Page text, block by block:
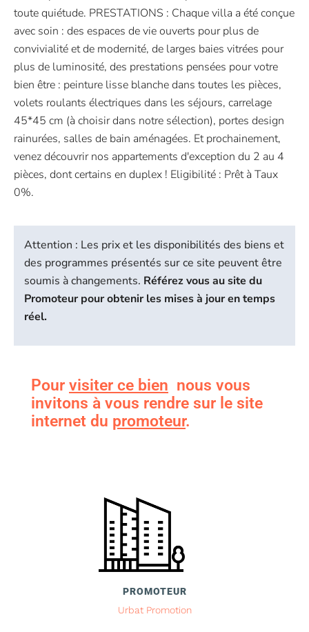
toute quiétude. PRESTATIONS : Chaque villa a été conçue
avec soin : des espaces de vie ouverts pour plus de
convivialité et de modernité, de larges baies vitrées pour
plus de luminosité, des prestations pensées pour votre
bien être : peinture lisse blanche dans toutes les pièces,
volets roulants électriques dans les séjours, carrelage
45*45 cm (à choisir dans notre sélection), portes design
rainurées, salles de bain aménagées. Et prochainement,
venez découvrir nos appartements d'exception du 2 au 4
pièces, dont certains en duplex ! Eligibilité : Prêt à Taux
0%.
Attention : Les prix et les disponibilités des biens et
des programmes présentés sur ce site peuvent être
soumis à changements. Référez vous au site du
Promoteur pour obtenir les mises à jour en temps
réel.
Pour visiter ce bien nous vous
invitons à vous rendre sur le site
internet du promoteur.
PROMOTEUR
Urbat Promotion